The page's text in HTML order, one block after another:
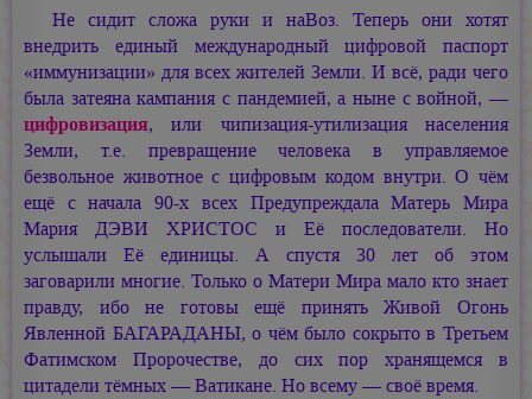
Не сидит сложа руки и наВоз. Теперь они хотят
внедрить единый международный цифровой паспорт
«иммунизации» для всех жителей Земли. И всё, ради чего
была затеяна кампания с пандемией, а ныне с войной, —
цифровизация, или чипизация-утилизация населения
Земли, т.е. превращение человека в управляемое
безвольное животное с цифровым кодом внутри. О чём
ещё с начала 90-х всех Предупреждала Матерь Мира
Мария ДЭВИ ХРИСТОС и Её последователи. Но
услышали Её единицы. А спустя 30 лет об этом
заговарили многие. Только о Матери Мира мало кто знает
правду, ибо не готовы ещё принять Живой Огонь
Явленной БАГАРАДАНЫ, о чём было сокрыто в Третьем
Фатимском Пророчестве, до сих пор хранящемся в
цитадели тёмных — Ватикане. Но всему — своё время.